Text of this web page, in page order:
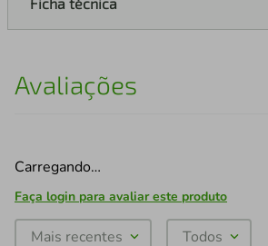
Avaliações
Carregando…
Faça login para avaliar este produto
Mais recentes Todos